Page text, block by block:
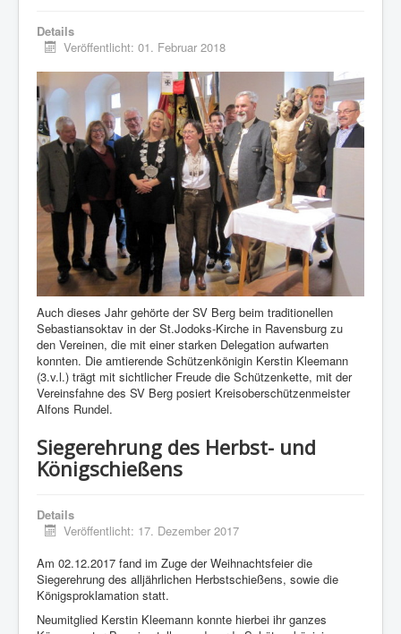
Details
Veröffentlicht: 01. Februar 2018
Auch dieses Jahr gehörte der SV Berg beim traditionellen
Sebastiansoktav in der St.Jodoks-Kirche in Ravensburg zu
den Vereinen, die mit einer starken Delegation aufwarten
konnten. Die amtierende Schützenkönigin Kerstin Kleemann
(3.v.l.) trägt mit sichtlicher Freude die Schützenkette, mit der
Vereinsfahne des SV Berg posiert Kreisoberschützenmeister
Alfons Rundel.
Siegerehrung des Herbst- und
Königschießens
Details
Veröffentlicht: 17. Dezember 2017
Am 02.12.2017 fand im Zuge der Weihnachtsfeier die
Siegerehrung des alljährlichen Herbstschießens, sowie die
Königsproklamation statt.
Neumitglied Kerstin Kleemann konnte hierbei ihr ganzes